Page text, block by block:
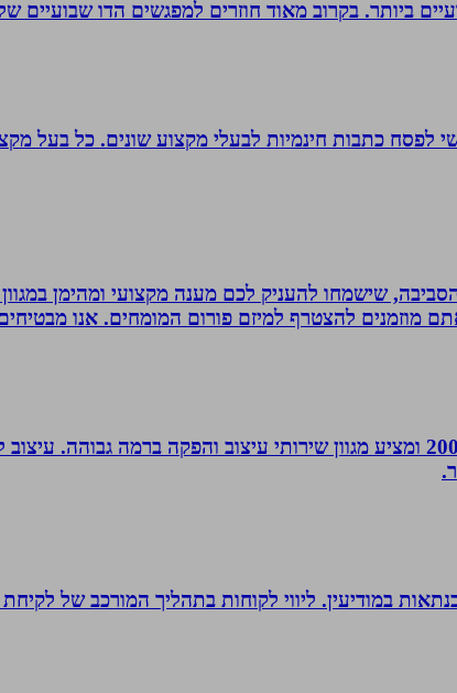
ביותר. בקרוב מאוד חוזרים למפגשים הדו שבועיים
לפסח כתבות חינמיות לבעלי מקצוע שונים. כל בעל
שישמחו להעניק לכם מענה מקצועי ומהימן
מוזמנים להצטרף למיזם פורום המומחים. אנו
בטי ששון סטודיו לעיצוב, העסק פועל משנת 2004 ומציע מגוון שירותי
במודיעין. ליווי לקוחות בתהליך המורכב של